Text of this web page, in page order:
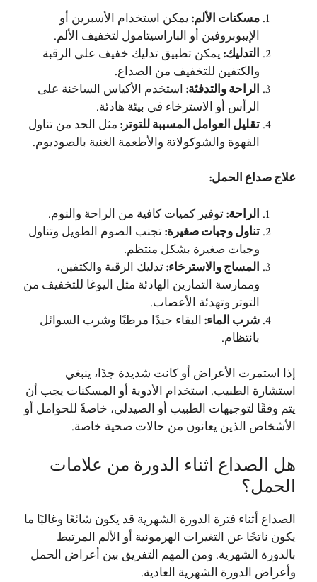
مسكنات الألم: يمكن استخدام الأسبرين أو
الإيبوبروفين أو الباراسيتامول لتخفيف الألم.
التدليك: يمكن تطبيق تدليك خفيف على الرقبة
والكتفين للتخفيف من الصداع.
الراحة والتدفئة: استخدم الأكياس الساخنة على
الرأس أو الاسترخاء في بيئة هادئة.
تقليل العوامل المسببة للتوتر: مثل الحد من تناول
القهوة والشوكولاتة والأطعمة الغنية بالصوديوم.
علاج صداع الحمل:
الراحة:توفير كميات كافية من الراحة والنوم.
تناول وجبات صغيرة:تجنب الصوم الطويل وتناول
وجبات صغيرة بشكل منتظم.
المساج والاسترخاء:تدليك الرقبة والكتفين،
وممارسة التمارين الهادئة مثل اليوغا للتخفيف من
التوتر وتهدئة الأعصاب.
شرب الماء: البقاء جيدًا مرطبًا وشرب السوائل
بانتظام.
إذا استمرت الأعراض أو كانت شديدة جدًا، ينبغي
استشارة الطبيب. استخدام الأدوية أو المسكنات يجب أن
يتم وفقًا لتوجيهات الطبيب أو الصيدلي، خاصةً للحوامل أو
الأشخاص الذين يعانون من حالات صحية خاصة.
هل الصداع اثناء الدورة من علامات
الحمل؟
الصداع أثناء فترة الدورة الشهرية قد يكون شائعًا وغالبًا ما
يكون ناتجًا عن التغيرات الهرمونية أو الألم المرتبط
بالدورة الشهرية. ومن المهم التفريق بين أعراض الحمل
وأعراض الدورة الشهرية العادية.